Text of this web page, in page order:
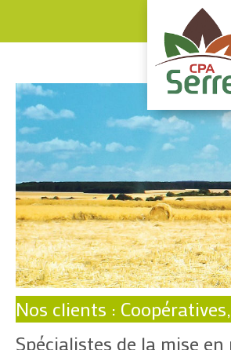
Nos clients :
Spécialistes de la mise